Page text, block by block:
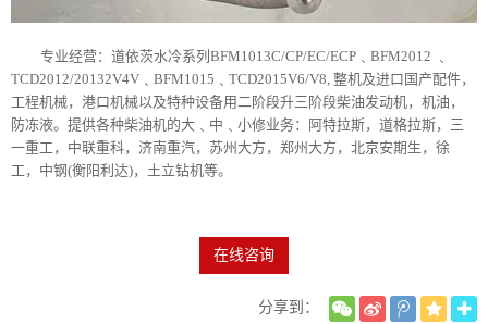
专业经营：道依茨水冷系列BFM1013C/CP/EC/ECP﹑BFM2012 ﹑
TCD2012/20132V4V﹑BFM1015﹑TCD2015V6/V8, 整机及进口国产配件，
工程机械，港口机械以及特种设备用二阶段升三阶段柴油发动机，机油，
防冻液。提供各种柴油机的大﹑中﹑小修业务：阿特拉斯，道格拉斯，三
一重工，中联重科，济南重汽，苏州大方，郑州大方，北京安期生，徐
工，中钢(衡阳利达)，土立钻机等。
在线咨询
分享到：